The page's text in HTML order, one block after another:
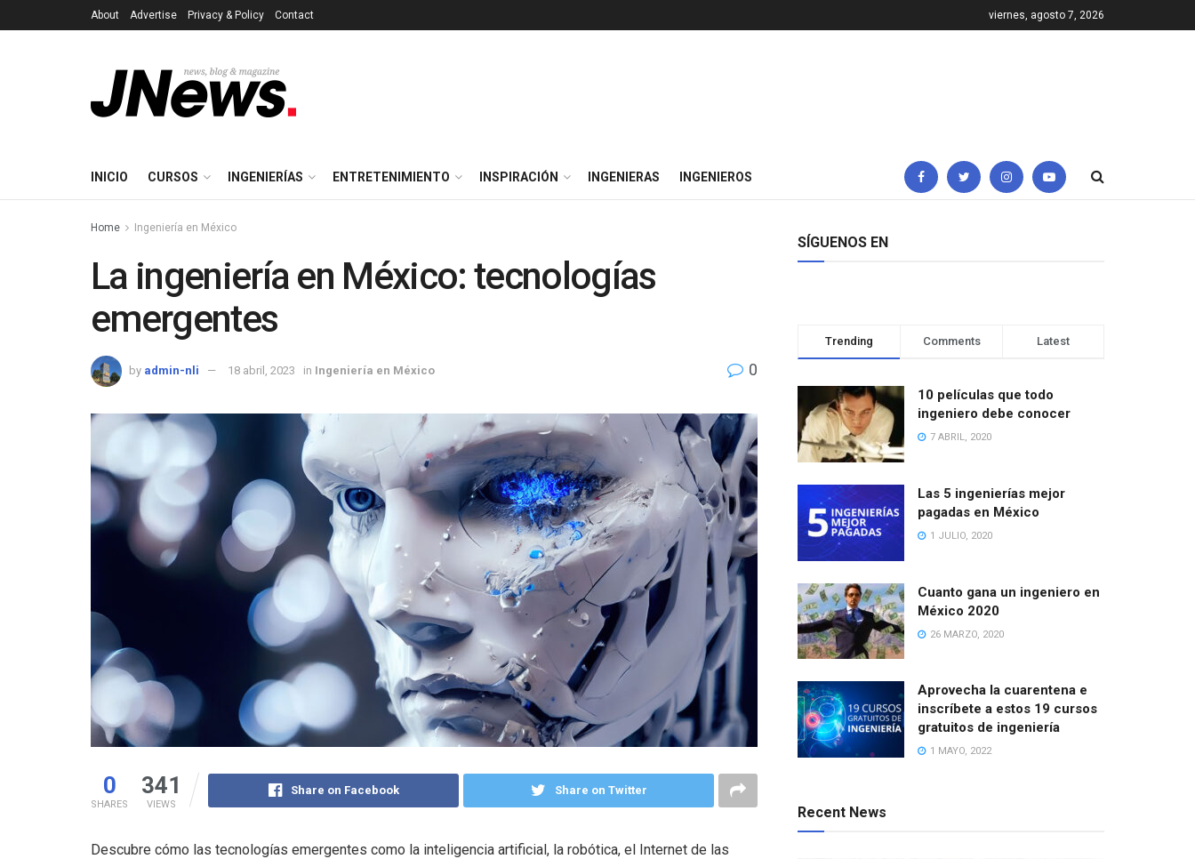
About Advertise Privacy & Policy Contact viernes, agosto 7, 2026
INICIO CURSOS INGENIERÍAS ENTRETENIMIENTO INSPIRACIÓN INGENIERAS INGENIEROS
Home Ingeniería en México
La ingeniería en México: tecnologías
emergentes
by admin-nli 18 abril, 2023 in Ingeniería en México 0
0
SHARES
341
VIEWS
Share on Facebook Share on Twitter
Descubre cómo las tecnologías emergentes como la inteligencia artificial, la robótica, el Internet de las
SÍGUENOS EN
Trending Comments Latest
10 películas que todo
ingeniero debe conocer
7 ABRIL, 2020
Las 5 ingenierías mejor
pagadas en México
1 JULIO, 2020
Cuanto gana un ingeniero en
México 2020
26 MARZO, 2020
Aprovecha la cuarentena e
inscríbete a estos 19 cursos
gratuitos de ingeniería
1 MAYO, 2022
Recent News